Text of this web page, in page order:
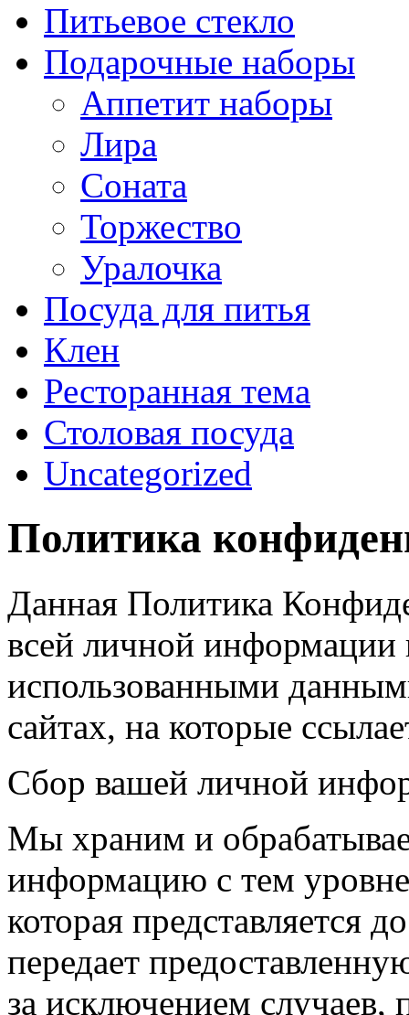
Питьевое стекло
Подарочные наборы
Аппетит наборы
Лира
Соната
Торжество
Уралочка
Посуда для питья
Клен
Ресторанная тема
Столовая посуда
Uncategorized
Политика
Данная Политика
всей личной
использованными
сайтах, на которые
Сбор вашей личной
Мы храним и
информацию с тем
которая представляется
передает
за исключением случаев,